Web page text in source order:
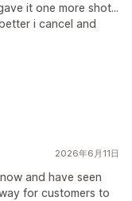
it one more shot...
i cancel and
2026年6月11日
and have seen
for customers to